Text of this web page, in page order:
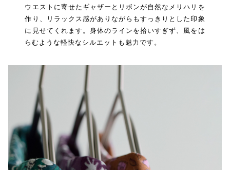
ウエストに寄せたギャザーとリボンが自然なメリハリを
作り、リラックス感がありながらもすっきりとした印象
に見せてくれます。身体のラインを拾いすぎず、風をは
らむような軽快なシルエットも魅力です。